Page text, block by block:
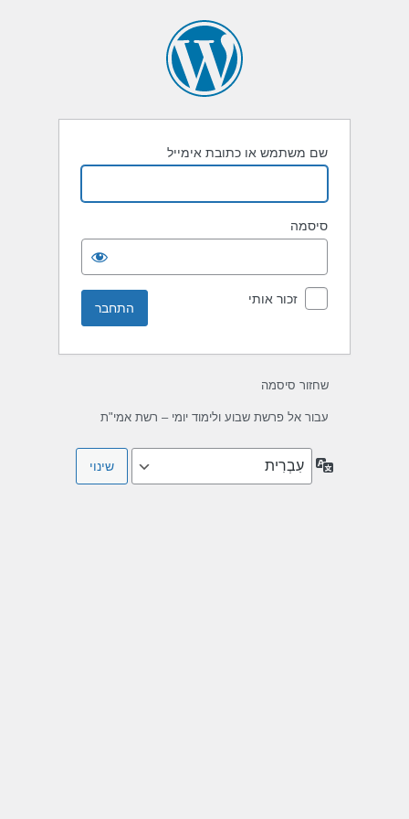
שם משתמש או כתובת אימייל
סיסמה
זכור אותי
שחזור סיסמה
עבור אל פרשת שבוע ולימוד יומי – רשת אמי"ת
שפה